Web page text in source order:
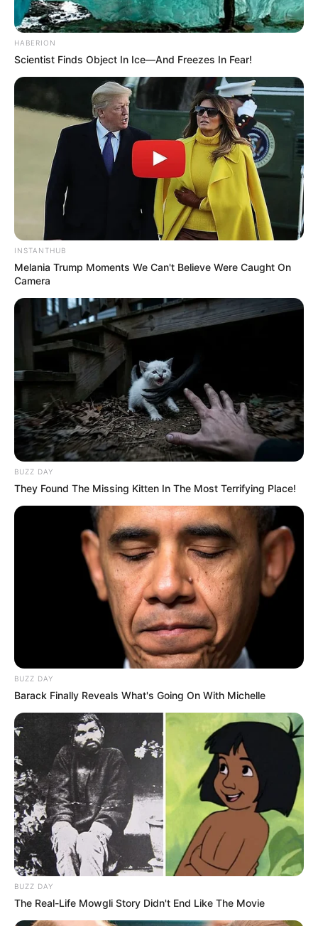
HABERION
Scientist Finds Object In Ice—And Freezes In Fear!
INSTANTHUB
Melania Trump Moments We Can't Believe Were Caught On
Camera
BUZZ DAY
They Found The Missing Kitten In The Most Terrifying Place!
BUZZ DAY
Barack Finally Reveals What's Going On With Michelle
BUZZ DAY
The Real-Life Mowgli Story Didn't End Like The Movie